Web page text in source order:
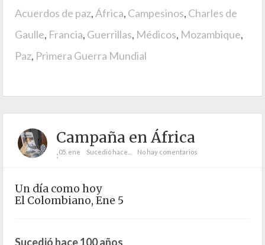
Acuerdos de paz,África, Campesinos, Charles de
Gaulle, Francia, Guerrillas, Médicos, Mozambique,
Paz, Primera Guerra Mundial
Campaña en África
;05. ene Sucedió hace... No hay comentarios
Un día como hoy
El Colombiano, Ene 5
Sucedió hace 100 años